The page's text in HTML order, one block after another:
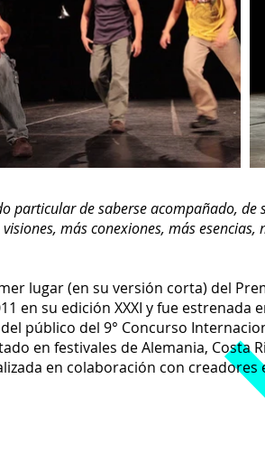
particular de saberse acompañado,
más conexiones, más
lugar (en su versión corta) del
en su edición XXXI y fue
público del 9° Concurso
en festivales de Alemania, Costa
en colaboración con creadores